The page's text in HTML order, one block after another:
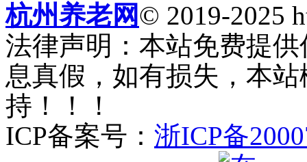
杭州养老网© 2019-2025
法律声明：本站免费提
息真假，如有损失，本
持！！！
ICP备案号： 浙ICP备